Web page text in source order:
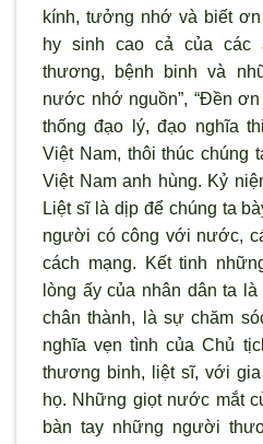
kính, tưởng nhớ và biết
hy sinh cao cả của các
thương, bệnh binh và
nước nhớ nguồn”, “Đền
thống đạo lý, đạo nghĩa
Việt Nam, thôi thúc chúng
Việt Nam anh hùng. Kỷ
Liệt sĩ là dịp để chúng ta
người có công với nước,
cách mạng. Kết tinh
lòng ấy của nhân dân ta
chân thành, là sự chăm
nghĩa vẹn tình của Chủ
thương binh, liệt sĩ, với
họ. Những giọt nước mắt
bàn tay những người